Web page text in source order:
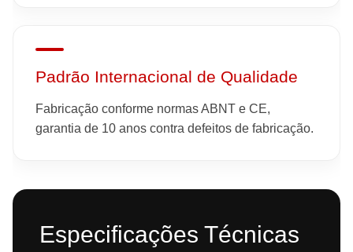
Padrão Internacional de Qualidade
Fabricação conforme normas ABNT e CE,
garantia de 10 anos contra defeitos de fabricação.
Especificações Técnicas